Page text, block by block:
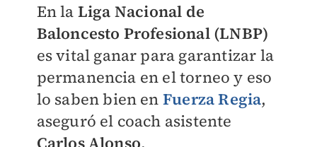
En la Liga Nacional de
Baloncesto Profesional (LNBP)
es vital ganar para garantizar la
permanencia en el torneo y eso
lo saben bien en Fuerza Regia,
aseguró el coach asistente
Carlos Alonso.